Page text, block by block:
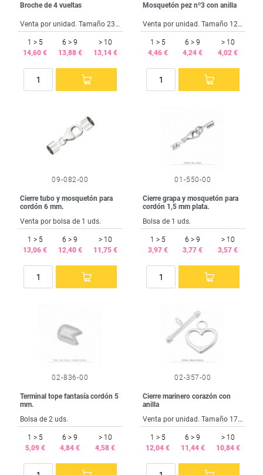
Broche de 4 vueltas
Venta por unidad. Tamaño 23x6 mm.
1 > 5
14,60 €
6 > 9
13,88 €
> 10
13,14 €
Mosquetón pez nº3 con anilla
Venta por unidad. Tamaño 12x5 mm.
1 > 5
4,46 €
6 > 9
4,24 €
> 10
4,02 €
09-082-00
Cierre tubo y mosquetón para
cordón 6 mm.
Venta por bolsa de 1 uds.
1 > 5
13,06 €
6 > 9
12,40 €
> 10
11,75 €
01-550-00
Cierre grapa y mosquetón para
cordón 1,5 mm plata.
Bolsa de 1 uds.
1 > 5
3,97 €
6 > 9
3,77 €
> 10
3,57 €
02-836-00
Terminal tope fantasía cordón 5
mm.
Bolsa de 2 uds.
1 > 5
5,09 €
6 > 9
4,84 €
> 10
4,58 €
02-357-00
Cierre marinero corazón con
anilla
Venta por unidad. Tamaño 17x15 mm. Barra 25 mm. Anilla 3 mm.
1 > 5
12,04 €
6 > 9
11,44 €
> 10
10,84 €